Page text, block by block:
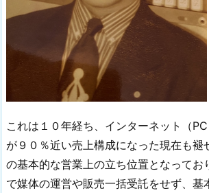
これは１０年経ち、インターネット（
が９０％近い売上構成になった現在も褪
の基本的な営業上の立ち位置となってお
で媒体の運営や販売一括受託をせず、